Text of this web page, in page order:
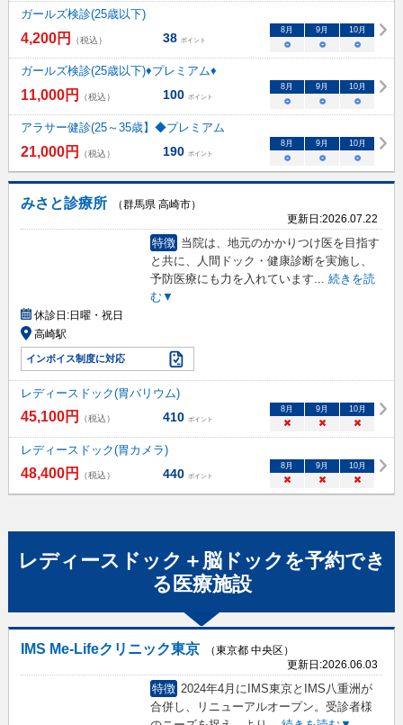
ガールズ検診(25歳以下)
4,200円 （税込） 38 ポイント
8月 9月 10月
○ ○ ○
ガールズ検診(25歳以下)♦プレミアム♦
11,000円 （税込） 100 ポイント
8月 9月 10月
○ ○ ○
アラサー健診(25～35歳】◆プレミアム
21,000円 （税込） 190 ポイント
8月 9月 10月
○ ○ ○
みさと診療所
（群馬県 高崎市）
更新日:2026.07.22
特徴 当院は、地元のかかりつけ医を目指す
と共に、人間ドック・健康診断を実施し、
予防医療にも力を入れています
続きを読
む▼
休診日:日曜・祝日
高崎駅
インボイス制度に対応
レディースドック(胃バリウム)
45,100円 （税込） 410 ポイント
8 月 9 月 10月
× × ×
レディースドック(胃カメラ)
48,400円 （税込） 440 ポイント
8 月 9 月 10月
× × ×
レディースドック＋脳ドック を予約でき
る 医療施設
IMS Me-Lifeクリニック東京
（東京都 中央区）
更新日:2026.06.03
特徴 2024年4月にIMS東京とIMS八重洲が
合併し、リニューアルオープン。受診者様